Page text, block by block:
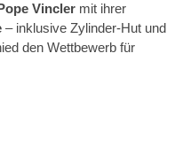
Vincler mit ihrer
– inklusive Zylinder-Hut und
den Wettbewerb für